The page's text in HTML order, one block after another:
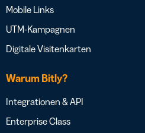
Mobile Links
UTM-Kampagnen
Digitale Visitenkarten
Warum Bitly?
Integrationen & API
Enterprise Class